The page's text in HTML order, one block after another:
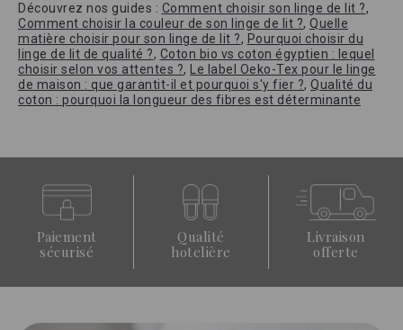
Découvrez nos guides : Comment choisir son linge de lit ?,
Comment choisir la couleur de son linge de lit ?, Quelle
matière choisir pour son linge de lit ?, Pourquoi choisir du
linge de lit de qualité ?, Coton bio vs coton égyptien : lequel
choisir selon vos attentes ?,
Le label Oeko-Tex pour le linge
de maison : que garantit-il et pourquoi s'y fier ?, Qualité du
coton : pourquoi la longueur des fibres est déterminante
Paiement
sécurisé
Qualité
hotelière
Livraison
offerte